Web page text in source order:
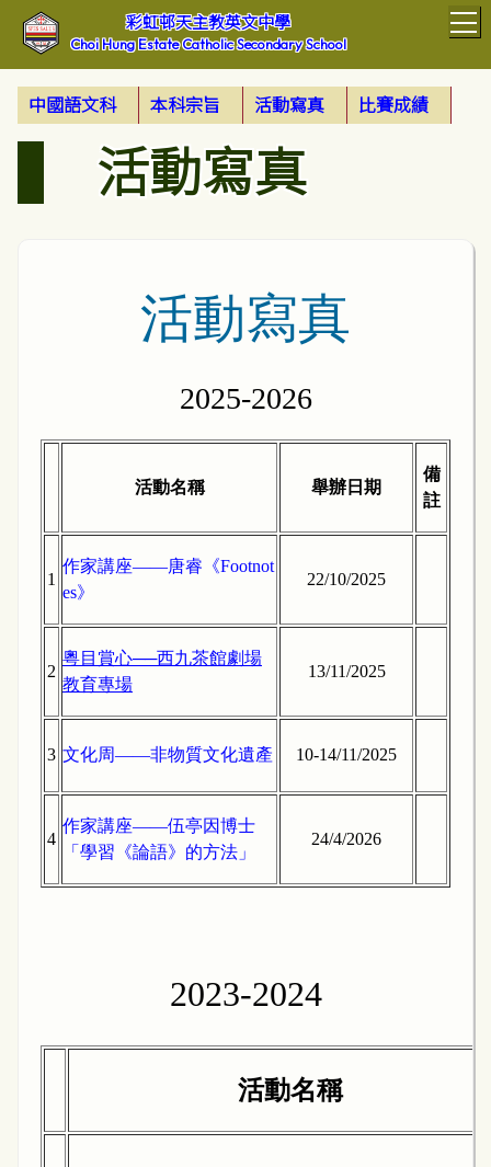
彩虹邨天主教英文中學
Choi Hung Estate Catholic Secondary School
中國語文科 本科宗旨 活動寫真 比賽成績
活動寫真
活動寫真
2025-2026
活動名稱 舉辦日期
備
註
1
作家講座——唐睿《Footnot
es》
22/10/2025
2
粵目賞心──西九茶館劇場
教育專場
13/11/2025
3 文化周——非物質文化遺產 10-14/11/2025
4
作家講座——伍亭因博士
「學習《論語》的方法」
24/4/2026
2023-2024
活動名稱